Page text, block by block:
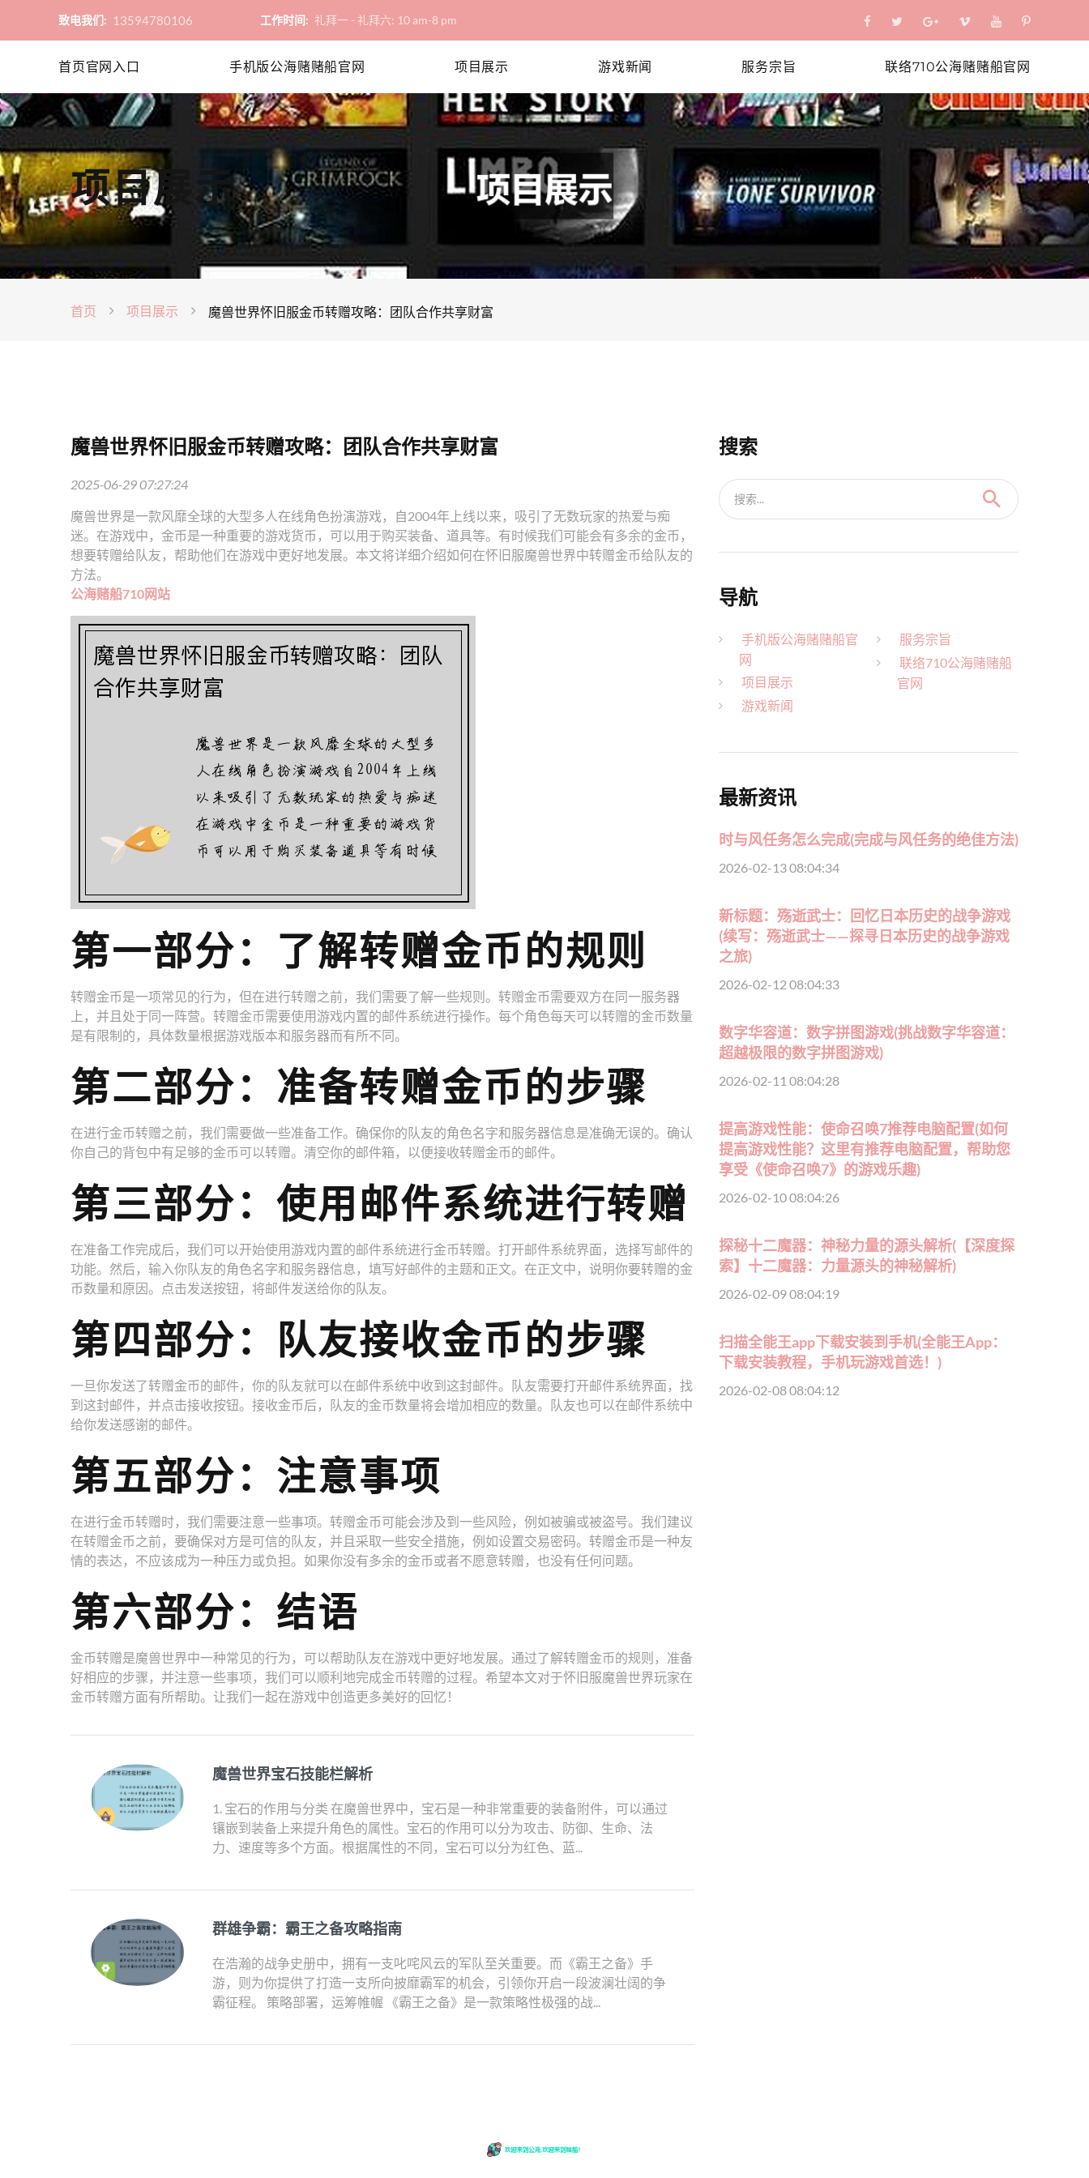
致电我们: 13594780106 工作时间: 礼拜一 - 礼拜六: 10 am-8 pm
首页官网入口 手机版公海赌赌船官网 项目展示 游戏新闻 服务宗旨 联络710公海赌赌船官网
项目展示
首页 项目展示 魔兽世界怀旧服金币转赠攻略：团队合作共享财富
魔兽世界怀旧服金币转赠攻略：团队合作共享财富
2025-06-29 07:27:24
魔兽世界是一款风靡全球的大型多人在线角色扮演游戏，自2004年上线以来，吸引了无数玩家的热爱与痴
迷。在游戏中，金币是一种重要的游戏货币，可以用于购买装备、道具等。有时候我们可能会有多余的金币，
想要转赠给队友，帮助他们在游戏中更好地发展。本文将详细介绍如何在怀旧服魔兽世界中转赠金币给队友的
方法。
公海赌船710网站
第一部分：了解转赠金币的规则
转赠金币是一项常见的行为，但在进行转赠之前，我们需要了解一些规则。转赠金币需要双方在同一服务器
上，并且处于同一阵营。转赠金币需要使用游戏内置的邮件系统进行操作。每个角色每天可以转赠的金币数量
是有限制的，具体数量根据游戏版本和服务器而有所不同。
第二部分：准备转赠金币的步骤
在进行金币转赠之前，我们需要做一些准备工作。确保你的队友的角色名字和服务器信息是准确无误的。确认
你自己的背包中有足够的金币可以转赠。清空你的邮件箱，以便接收转赠金币的邮件。
第三部分：使用邮件系统进行转赠
在准备工作完成后，我们可以开始使用游戏内置的邮件系统进行金币转赠。打开邮件系统界面，选择写邮件的
功能。然后，输入你队友的角色名字和服务器信息，填写好邮件的主题和正文。在正文中，说明你要转赠的金
币数量和原因。点击发送按钮，将邮件发送给你的队友。
第四部分：队友接收金币的步骤
一旦你发送了转赠金币的邮件，你的队友就可以在邮件系统中收到这封邮件。队友需要打开邮件系统界面，找
到这封邮件，并点击接收按钮。接收金币后，队友的金币数量将会增加相应的数量。队友也可以在邮件系统中
给你发送感谢的邮件。
第五部分：注意事项
在进行金币转赠时，我们需要注意一些事项。转赠金币可能会涉及到一些风险，例如被骗或被盗号。我们建议
在转赠金币之前，要确保对方是可信的队友，并且采取一些安全措施，例如设置交易密码。转赠金币是一种友
情的表达，不应该成为一种压力或负担。如果你没有多余的金币或者不愿意转赠，也没有任何问题。
第六部分：结语
金币转赠是魔兽世界中一种常见的行为，可以帮助队友在游戏中更好地发展。通过了解转赠金币的规则，准备
好相应的步骤，并注意一些事项，我们可以顺利地完成金币转赠的过程。希望本文对于怀旧服魔兽世界玩家在
金币转赠方面有所帮助。让我们一起在游戏中创造更多美好的回忆！
魔兽世界宝石技能栏解析
1. 宝石的作用与分类 在魔兽世界中，宝石是一种非常重要的装备附件，可以通过
镶嵌到装备上来提升角色的属性。宝石的作用可以分为攻击、防御、生命、法
力、速度等多个方面。根据属性的不同，宝石可以分为红色、蓝...
群雄争霸：霸王之备攻略指南
在浩瀚的战争史册中，拥有一支叱咤风云的军队至关重要。而《霸王之备》手
游，则为你提供了打造一支所向披靡霸军的机会，引领你开启一段波澜壮阔的争
霸征程。 策略部署，运筹帷幄 《霸王之备》是一款策略性极强的战...
搜索
搜索...
导航
手机版公海赌赌船官
网
项目展示
游戏新闻
服务宗旨
联络710公海赌赌船
官网
最新资讯
时与风任务怎么完成(完成与风任务的绝佳方法)
2026-02-13 08:04:34
新标题：殇逝武士：回忆日本历史的战争游戏
(续写：殇逝武士——探寻日本历史的战争游戏
之旅)
2026-02-12 08:04:33
数字华容道：数字拼图游戏(挑战数字华容道：
超越极限的数字拼图游戏)
2026-02-11 08:04:28
提高游戏性能：使命召唤7推荐电脑配置(如何
提高游戏性能？这里有推荐电脑配置，帮助您
享受《使命召唤7》的游戏乐趣)
2026-02-10 08:04:26
探秘十二魔器：神秘力量的源头解析(【深度探
索】十二魔器：力量源头的神秘解析)
2026-02-09 08:04:19
扫描全能王app下载安装到手机(全能王App：
下载安装教程，手机玩游戏首选！)
2026-02-08 08:04:12